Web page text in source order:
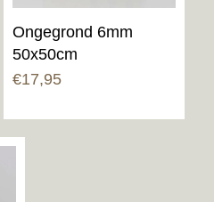
Ongegrond 6mm
50x50cm
€17,95